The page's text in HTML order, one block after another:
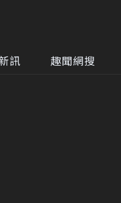
訊 趣聞網搜